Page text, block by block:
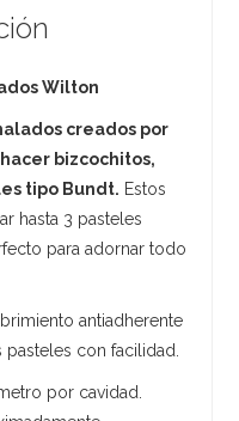
Wilton
creados por
bizcochitos,
tipo Bundt. Estos
hasta 3 pasteles
para adornar todo
antiadherente
con facilidad.
por cavidad.